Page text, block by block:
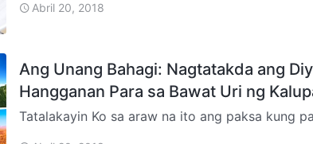
ano ang gina…
Abril 20, 2018
Ang Unang Bahagi: Nagtatakda ang
Hangganan Para sa Bawat Uri ng
Tatalakayin Ko sa araw na ito ang paksa kung